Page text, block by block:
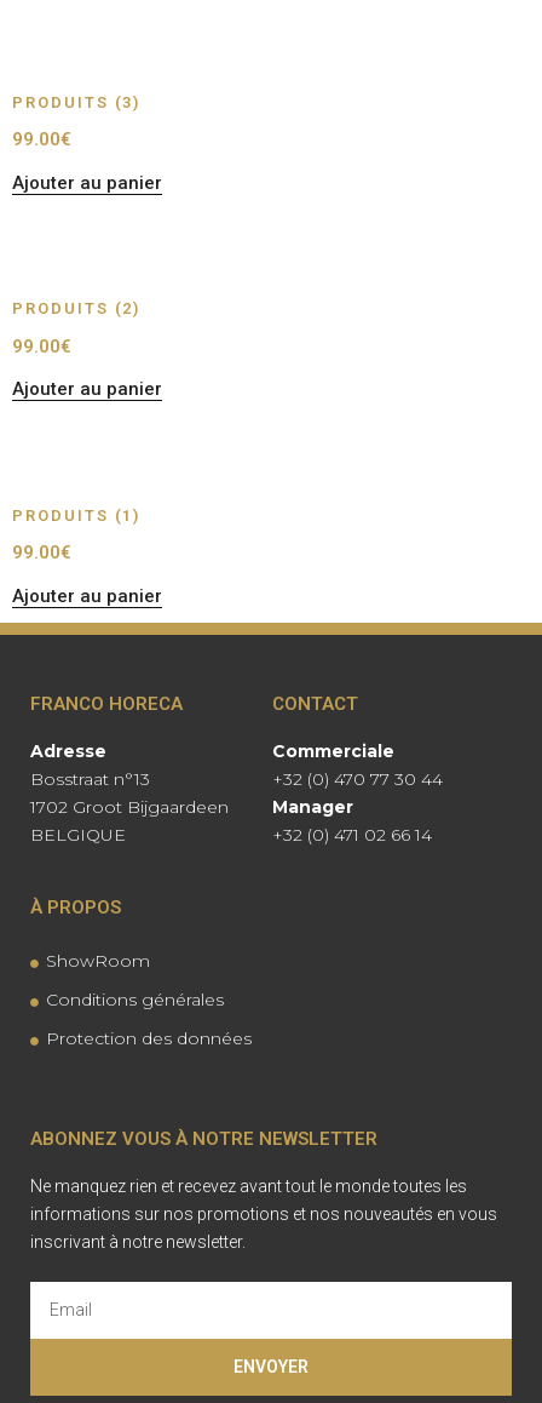
PRODUITS (3)
99.00€
Ajouter au panier
PRODUITS (2)
99.00€
Ajouter au panier
PRODUITS (1)
99.00€
Ajouter au panier
FRANCO HORECA
Adresse
Bosstraat n°13
1702 Groot Bijgaardeen
BELGIQUE
CONTACT
Commerciale
+32 (0) 470 77 30 44
Manager
+32 (0) 471 02 66 14
À PROPOS
ShowRoom
Conditions générales
Protection des données
ABONNEZ VOUS À NOTRE NEWSLETTER
Ne manquez rien et recevez avant tout le monde toutes les
informations sur nos promotions et nos nouveautés en vous
inscrivant à notre newsletter.
ENVOYER